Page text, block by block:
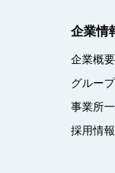
企業情
企業概要
グルー
事業所
採用情報